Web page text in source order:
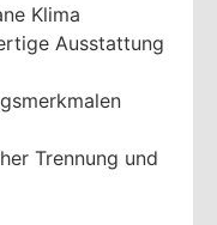
Klima
Ausstattung
Trennung und